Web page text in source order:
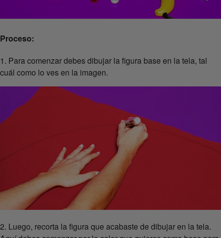
Proceso:
1. Para comenzar debes dibujar la figura base en la tela, tal
cuál como lo ves en la imagen.
2. Luego, recorta la figura que acabaste de dibujar en la tela.